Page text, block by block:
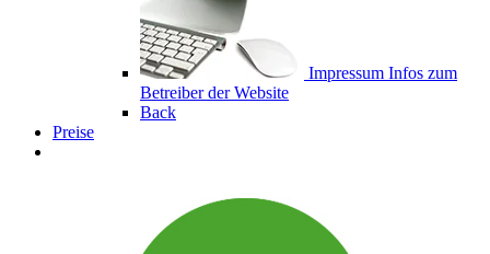
Impressum Infos zum
Betreiber der Website
Back
Preise